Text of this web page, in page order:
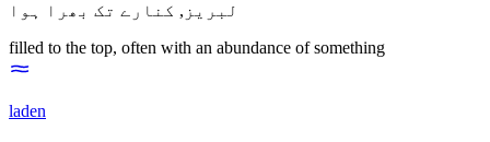
لبریز , کنارے تک بھرا ہوا
filled to the top, often with an abundance of something
laden